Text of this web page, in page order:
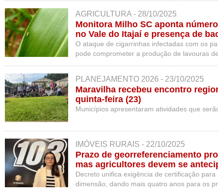
AGRICULTURA - 28/10/2025
Monitora Milho SC aponta
no Vale do Itajaí e presença de
Oeste
O ataque de cigarrinhas infectadas com os
pode comprometer a produção de lavouras
PLANEJAMENTO 2026 - 23/10/2025
Maravilha recebeu encontro
quinta-feira (23)
Municípios apresentaram atividades que
IMÓVEIS RURAIS - 22/10/2025
Prazo de georreferenciamento
mas agricultores devem se
Decreto unifica exigência de certificação
dimensão, dando mais quatro anos para os